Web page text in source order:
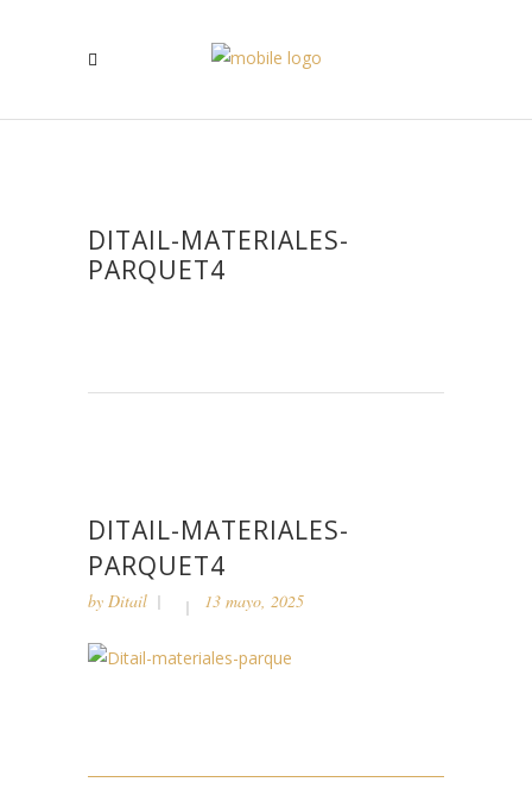
DITAIL-MATERIALES-
PARQUET4
DITAIL-MATERIALES-
PARQUET4
by Ditail 13 mayo, 2025